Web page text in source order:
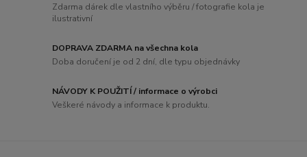
Zdarma dárek dle vlastního výběru / fotografie kola je
ilustrativní
DOPRAVA ZDARMA na všechna kola
Doba doručení je od 2 dní, dle typu objednávky
NÁVODY K POUŽITÍ / informace o výrobci
Veškeré návody a informace k produktu.